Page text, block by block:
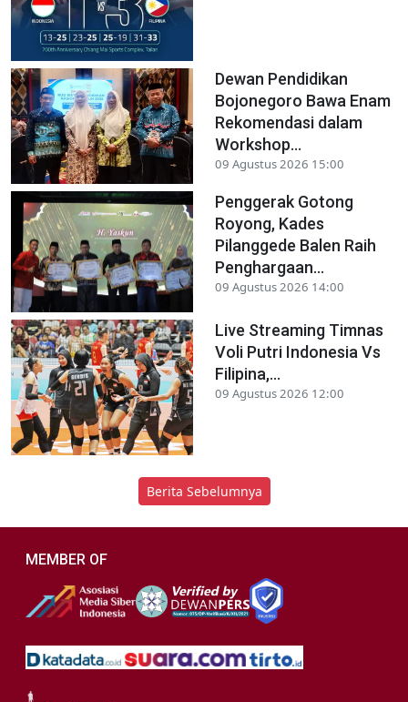
Dewan Pendidikan
Bojonegoro Bawa Enam
Rekomendasi dalam
Workshop...
09 Agustus 2026 15:00
Penggerak Gotong
Royong, Kades
Pilanggede Balen Raih
Penghargaan...
09 Agustus 2026 14:00
Live Streaming Timnas
Voli Putri Indonesia Vs
Filipina,...
09 Agustus 2026 12:00
Berita Sebelumnya
MEMBER OF